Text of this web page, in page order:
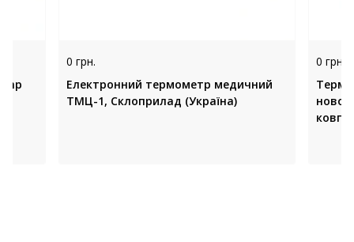
0 грн.
Електронний термометр медичний
ТМЦ-1, Склоприлад (Україна)
0 грн.